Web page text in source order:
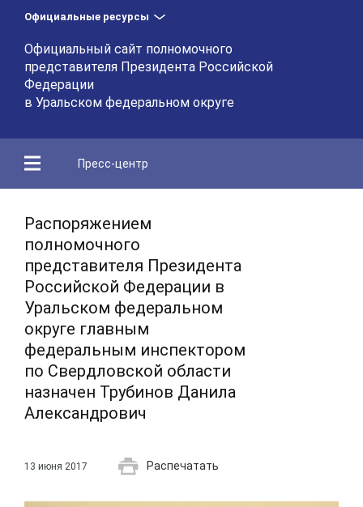
Официальные ресурсы
Официальный сайт полномочного
представителя Президента Российской
Федерации
в Уральском федеральном округе
Пресс-центр
Распоряжением
полномочного
представителя Президента
Российской Федерации в
Уральском федеральном
округе главным
федеральным инспектором
по Свердловской области
назначен Трубинов Данила
Александрович
13 июня 2017 Распечатать